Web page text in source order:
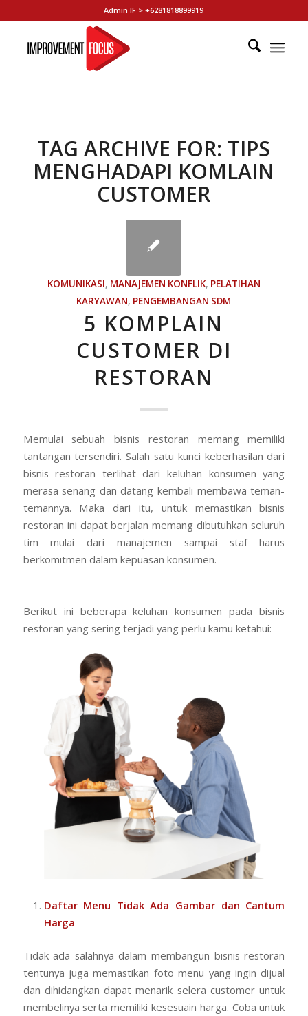
Admin IF > +6281818899919
TAG ARCHIVE FOR: TIPS
MENGHADAPI KOMLAIN
CUSTOMER
KOMUNIKASI, MANAJEMEN KONFLIK, PELATIHAN
KARYAWAN, PENGEMBANGAN SDM
5 KOMPLAIN
CUSTOMER DI
RESTORAN
Memulai sebuah bisnis restoran memang memiliki
tantangan tersendiri. Salah satu kunci keberhasilan dari
bisnis restoran terlihat dari keluhan konsumen yang
merasa senang dan datang kembali membawa teman-
temannya. Maka dari itu, untuk memastikan bisnis
restoran ini dapat berjalan memang dibutuhkan seluruh
tim mulai dari manajemen sampai staf harus
berkomitmen dalam kepuasan konsumen.
Berikut ini beberapa keluhan konsumen pada bisnis
restoran yang sering terjadi yang perlu kamu ketahui:
Daftar Menu Tidak Ada Gambar dan Cantum
Harga
Tidak ada salahnya dalam membangun bisnis restoran
tentunya juga memastikan foto menu yang ingin dijual
dan dihidangkan dapat menarik selera customer untuk
membelinya serta memiliki kesesuain harga. Coba untuk